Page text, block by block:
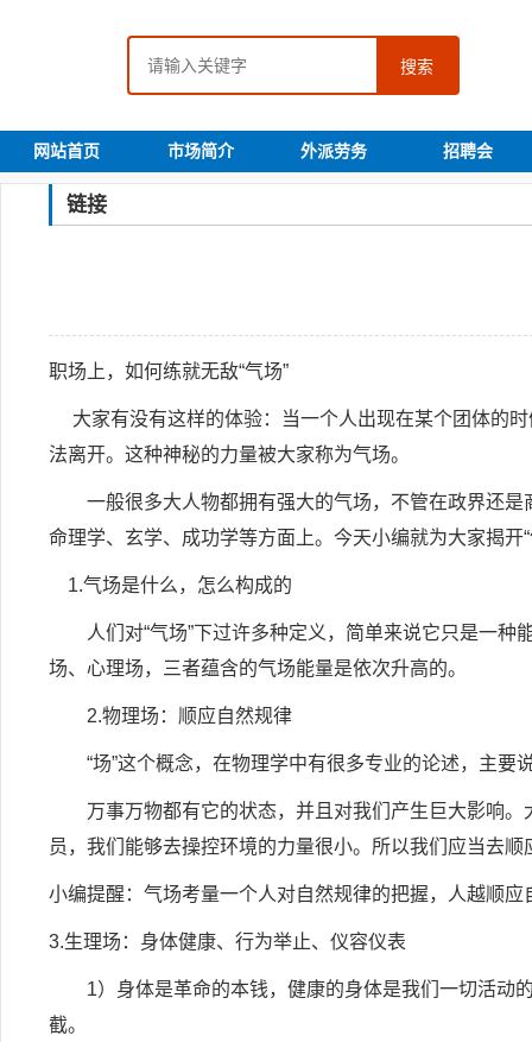
搜索
网站首页 市场简介 外派劳务 招聘会
链接
职场上，如何练就无敌“气场”
大家有没有这样的体验：当一个人出现在某个团体的时
法离开。这种神秘的力量被大家称为气场。
一般很多大人物都拥有强大的气场，不管在政界还是
命理学、玄学、成功学等方面上。今天小编就为大家揭开
1.气场是什么，怎么构成的
人们对“气场”下过许多种定义，简单来说它只是一种
场、心理场，三者蕴含的气场能量是依次升高的。
2.物理场：顺应自然规律
“场”这个概念，在物理学中有很多专业的论述，主要
万事万物都有它的状态，并且对我们产生巨大影响。
员，我们能够去操控环境的力量很小。所以我们应当去
小编提醒：气场考量一个人对自然规律的把握，人越顺
3.生理场：身体健康、行为举止、仪容仪表
1）身体是革命的本钱，健康的身体是我们一切活动的
截。